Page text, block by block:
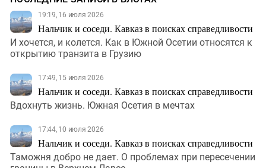
19:19, 16 июля 2026
Нальчик и соседи. Кавказ в поисках справедливости
И хочется, и колется. Как в Южной Осетии относятся к
открытию транзита в Грузию
17:49, 15 июля 2026
Нальчик и соседи. Кавказ в поисках справедливости
Вдохнуть жизнь. Южная Осетия в мечтах
17:44, 10 июля 2026
Нальчик и соседи. Кавказ в поисках справедливости
Таможня добро не дает. О проблемах при пересечении